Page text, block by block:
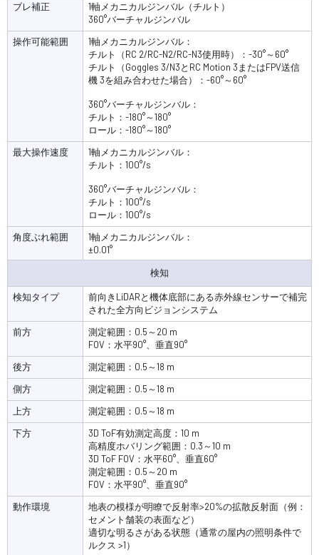
ブレ補正
1軸メカニカルジンバル（チルト）
360°バーチャルジンバル
操作可能範囲
1軸メカニカルジンバル：
チルト（RC 2/RC-N2/RC-N3使用時）：-30°～60°
チルト（Goggles 3/N3とRC Motion 3またはFPV送信
機 3を組み合わせた場合）：-60°～60°
360°バーチャルジンバル：
チルト：-180°～180°
ロール：-180°～180°
最大操作速度
1軸メカニカルジンバル：
チルト：100°/s
360°バーチャルジンバル：
チルト：100°/s
ロール：100°/s
角度ぶれ範囲
1軸メカニカルジンバル：
±0.01°
検知
検知タイプ
前向きLiDARと機体底部にある赤外線センサーで補完
された全方向ビジョンシステム
前方
測定範囲：0.5～20 m
FOV：水平90°、垂直90°
後方
測定範囲：0.5～18 m
側方
測定範囲：0.5～18 m
上方
測定範囲：0.5～18 m
下方
3D ToF有効測定高度：10 m
高精度ホバリング範囲：0.3～10 m
3D ToF FOV：水平60°、垂直60°
測定範囲：0.5～20 m
FOV：水平90°、垂直90°
動作環境
地表の模様が明瞭で反射率>20%の拡散反射面（例：
セメント舗装の表面など）
適切な明るさがある状態（通常の屋内の照明条件で
ルクス >1）